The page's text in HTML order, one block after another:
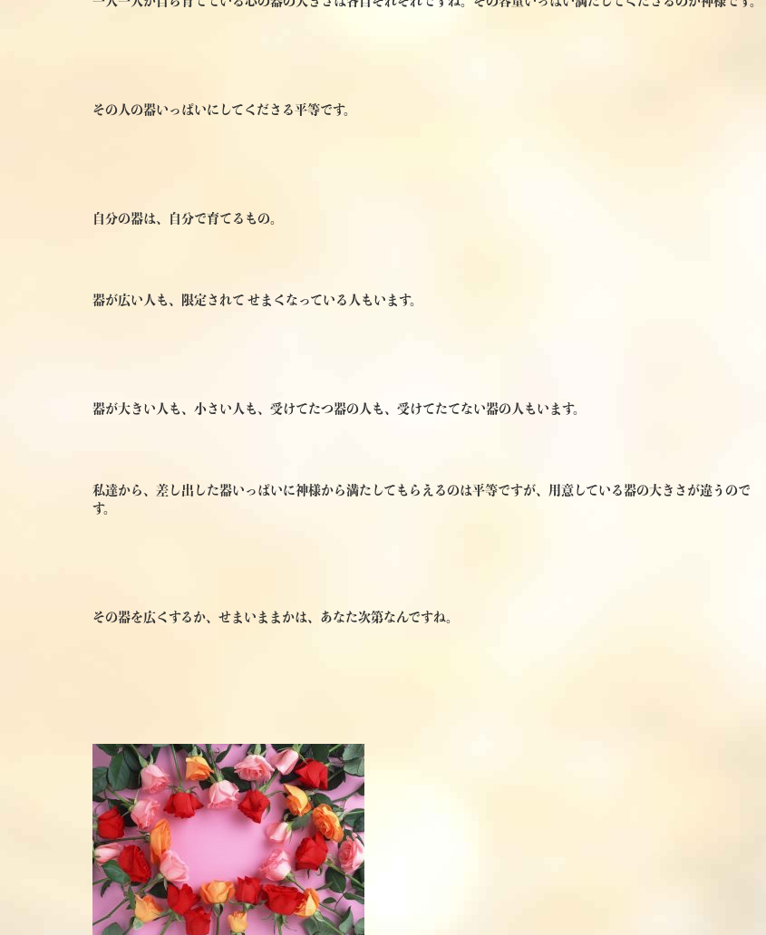
その人の器いっぱいにしてくださる平等です。
自分の器は、自分で育てるもの。
器が広い人も、限定されて せまくなっている人もいます。
器が大きい人も、小さい人も、受けてたつ器の人も、受けてたてない器の人もいます。
私達から、差し出した器いっぱいに神様から満たしてもらえるのは平等ですが、用意している器の大きさが違うので
す。
その器を広くするか、せまいままかは、あなた次第なんですね。